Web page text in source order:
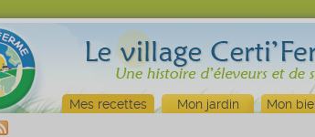
Mes recettes Mon jardin Mon